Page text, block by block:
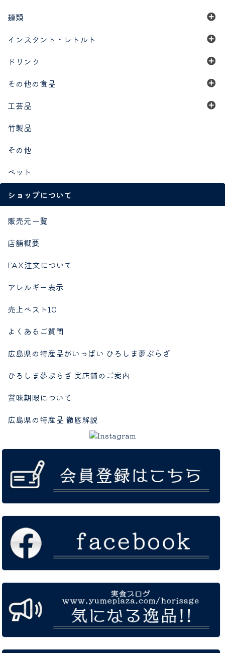
麺類
インスタント・レトルト
ドリンク
その他の食品
工芸品
竹製品
その他
ペット
ショップについて
販売元一覧
店舗概要
FAX注文について
アレルギー表示
売上ベスト10
よくあるご質問
広島県の特産品がいっぱい ひろしま夢ぷらざ
ひろしま夢ぷらざ 実店舗のご案内
賞味期限について
広島県の特産品 徹底解説